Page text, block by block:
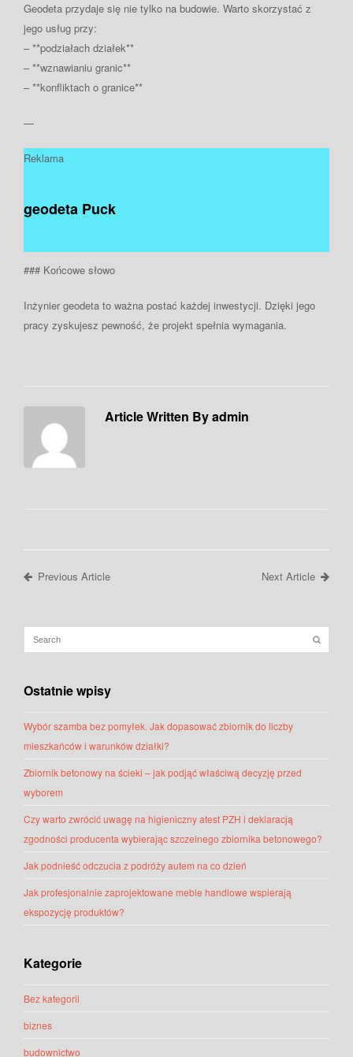
Geodeta przydaje się nie tylko na budowie. Warto skorzystać z
jego usług przy:
– **podziałach działek**
– **wznawianiu granic**
– **konfliktach o granice**
—
Reklama
geodeta Puck
### Końcowe słowo
Inżynier geodeta to ważna postać każdej inwestycji. Dzięki jego
pracy zyskujesz pewność, że projekt spełnia wymagania.
Article Written By admin
Previous Article Next Article
Ostatnie wpisy
Wybór szamba bez pomyłek. Jak dopasować zbiornik do liczby
mieszkańców i warunków działki?
Zbiornik betonowy na ścieki – jak podjąć właściwą decyzję przed
wyborem
Czy warto zwrócić uwagę na higieniczny atest PZH i deklaracją
zgodności producenta wybierając szczelnego zbiornika betonowego?
Jak podnieść odczucia z podróży autem na co dzień
Jak profesjonalnie zaprojektowane meble handlowe wspierają
ekspozycję produktów?
Kategorie
Bez kategorii
biznes
budownictwo